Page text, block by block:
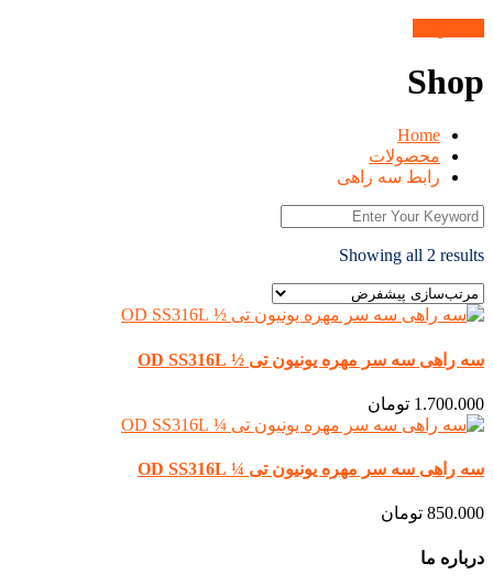
Shop
Home
محصولات
رابط سه راهی
Showing all 2 results
سه راهی سه سر مهره یونیون تی ½ OD SS316L
1.700.000 تومان
سه راهی سه سر مهره یونیون تی ¼ OD SS316L
850.000 تومان
درباره ما